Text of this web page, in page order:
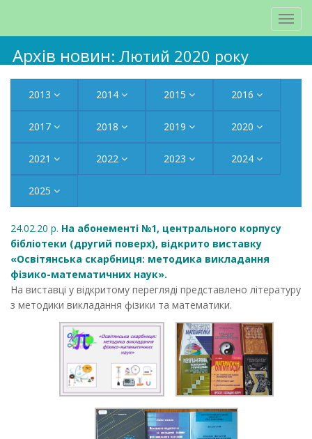
Архів новин: Лютий 2020 року
2013 2014 2015 2016
2017 2018 2019 2020
2021 2022 2023 2024
2025
24.02.20 р. На абонементі №1, центрального корпусу
бібліотеки (другий поверх), відкрито виставку
«Освітянська скарбниця: методика викладання
фізико-математичних наук».
На виставці у відкритому перегляді представлено літературу
з методики викладання фізики та математики.